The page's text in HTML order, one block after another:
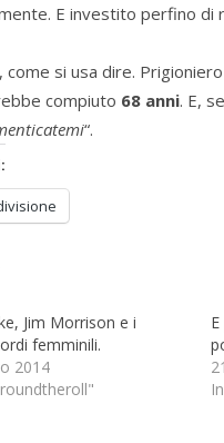
E investito perfino di
come si usa dire.
compiuto 68 anni. E,
“.
Jim Morrison e i
femminili.
2014